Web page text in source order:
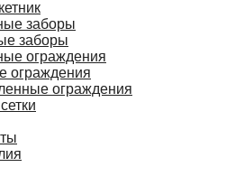
заборы
заборы
ограждения
ограждения
ограждения